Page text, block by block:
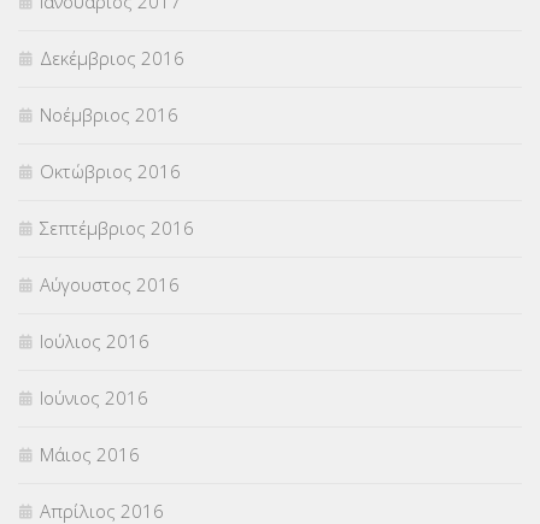
Δεκέμβριος 2016
Νοέμβριος 2016
Οκτώβριος 2016
Σεπτέμβριος 2016
Αύγουστος 2016
Ιούλιος 2016
Ιούνιος 2016
Μάιος 2016
Απρίλιος 2016